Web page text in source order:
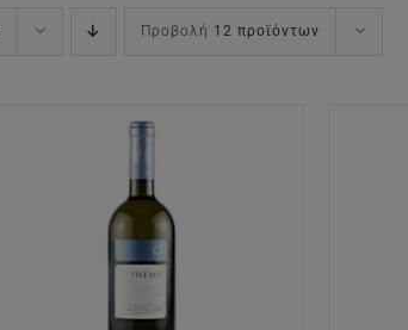
Προβολή 12 προϊόντων
ΠΡΟΣΘΉΚΗ ΣΤΟ ΚΑΛΆΘΙ